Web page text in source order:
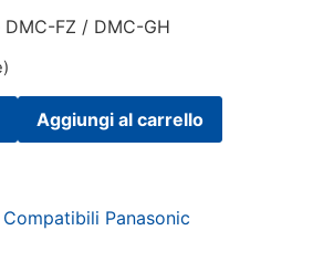
FZ / DMC-GH
Aggiungi al carrello
Compatibili Panasonic